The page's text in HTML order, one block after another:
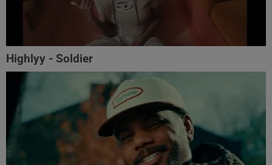
Highlyy - Soldier